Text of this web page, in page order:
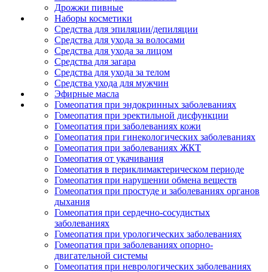
Дрожжи пивные
Наборы косметики
Средства для эпиляции/депиляции
Средства для ухода за волосами
Средства для ухода за лицом
Средства для загара
Средства для ухода за телом
Средства ухода для мужчин
Эфирные масла
Гомеопатия при эндокринных заболеваниях
Гомеопатия при эректильной дисфункции
Гомеопатия при заболеваниях кожи
Гомеопатия при гинекологических заболеваниях
Гомеопатия при заболеваниях ЖКТ
Гомеопатия от укачивания
Гомеопатия в периклимактерическом периоде
Гомеопатия при нарушении обмена веществ
Гомеопатия при простуде и заболеваниях органов
дыхания
Гомеопатия при сердечно-сосудистых
заболеваниях
Гомеопатия при урологических заболеваниях
Гомеопатия при заболеваниях опорно-
двигательной системы
Гомеопатия при неврологических заболеваниях